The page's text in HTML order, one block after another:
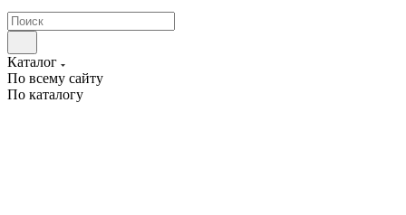
Каталог
По всему сайту
По каталогу